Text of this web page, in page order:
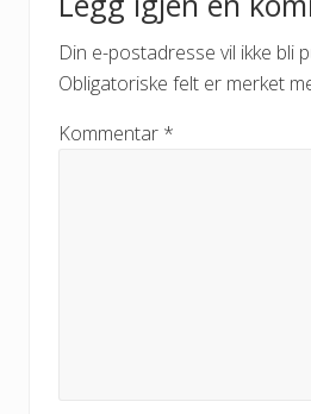
Interactions
Din e-postadresse vil ikke bli
Obligatoriske felt er merket
Kommentar *